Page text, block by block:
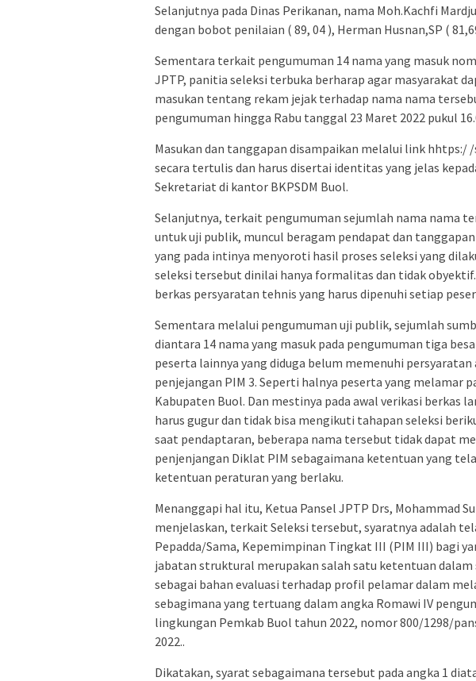
Selanjutnya pada Dinas Perikanan, nama Moh.Kachfi
dengan bobot penilaian ( 89, 04 ), Herman Husnan,SP (
Sementara terkait pengumuman 14 nama yang masuk
JPTP, panitia seleksi terbuka berharap agar masyarakat
masukan tentang rekam jejak terhadap nama nama
pengumuman hingga Rabu tanggal 23 Maret 2022 pukul
Masukan dan tanggapan disampaikan melalui link hhtps:/
secara tertulis dan harus disertai identitas yang jelas
Sekretariat di kantor BKPSDM Buol.
Selanjutnya, terkait pengumuman sejumlah nama nama
untuk uji publik, muncul beragam pendapat dan
yang pada intinya menyoroti hasil proses seleksi yang
seleksi tersebut dinilai hanya formalitas dan tidak obyektif.
berkas persyaratan tehnis yang harus dipenuhi setiap
Sementara melalui pengumuman uji publik, sejumlah
diantara 14 nama yang masuk pada pengumuman tiga
peserta lainnya yang diduga belum memenuhi
penjejangan PIM 3. Seperti halnya peserta yang melamar
Kabupaten Buol. Dan mestinya pada awal verikasi berkas
harus gugur dan tidak bisa mengikuti tahapan seleksi
saat pendaptaran, beberapa nama tersebut tidak dapat
penjenjangan Diklat PIM sebagaimana ketentuan yang
ketentuan peraturan yang berlaku.
Menanggapi hal itu, Ketua Pansel JPTP Drs, Mohammad
menjelaskan, terkait Seleksi tersebut, syaratnya adalah
Pepadda/Sama, Kepemimpinan Tingkat III (PIM III) bagi
jabatan struktural merupakan salah satu ketentuan dalam
sebagai bahan evaluasi terhadap profil pelamar dalam
sebagimana yang tertuang dalam angka Romawi IV
lingkungan Pemkab Buol tahun 2022, nomor 800/1298/
2022..
Dikatakan, syarat sebagaimana tersebut pada angka 1